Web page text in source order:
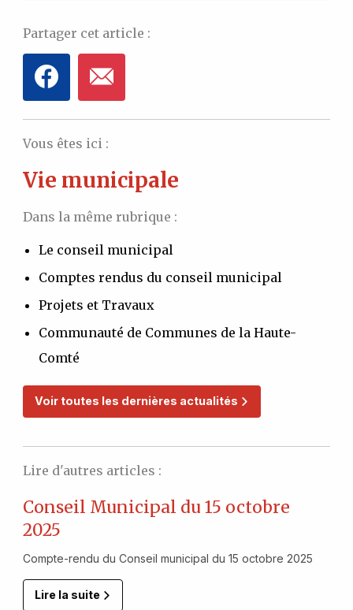
Partager cet article :
Vous êtes ici :
Vie municipale
Dans la même rubrique :
Le conseil municipal
Comptes rendus du conseil municipal
Projets et Travaux
Communauté de Communes de la Haute-
Comté
Voir toutes les dernières actualités
Lire d'autres articles :
Conseil Municipal du 15 octobre
2025
Compte-rendu du Conseil municipal du 15 octobre 2025
Lire la suite